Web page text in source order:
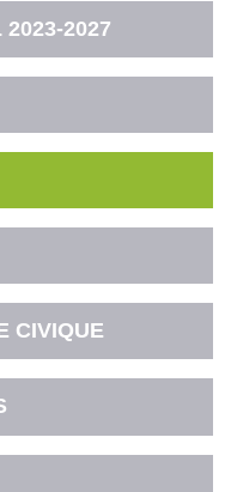
2023-2027
CIVIQUE